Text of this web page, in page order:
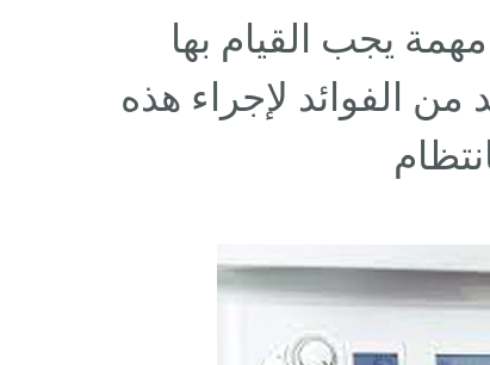
يجب القيام بها
من الفوائد لإجراء هذه